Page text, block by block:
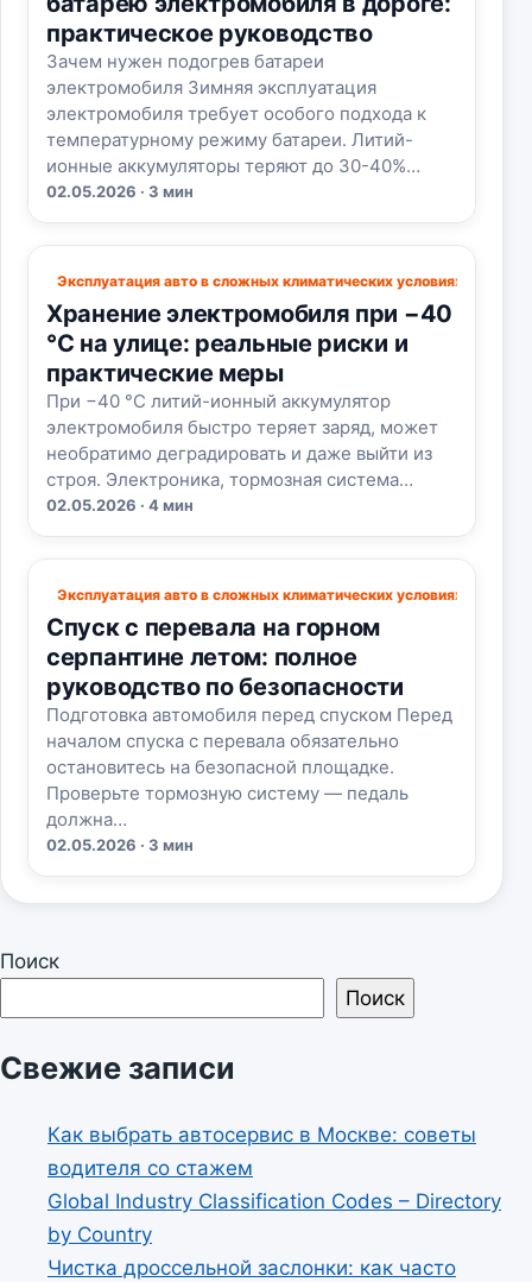
практическое руководство
Зачем нужен подогрев батареи
электромобиля Зимняя эксплуатация
электромобиля требует особого подхода к
температурному режиму батареи. Литий-
ионные аккумуляторы теряют до 30-40%…
02.05.2026 · 3 мин
Эксплуатация авто в сложных климатических условиях
Хранение электромобиля при −40
°C на улице: реальные риски и
практические меры
При −40 °C литий-ионный аккумулятор
электромобиля быстро теряет заряд, может
необратимо деградировать и даже выйти из
строя. Электроника, тормозная система…
02.05.2026 · 4 мин
Эксплуатация авто в сложных климатических условиях
Спуск с перевала на горном
серпантине летом: полное
руководство по безопасности
Подготовка автомобиля перед спуском Перед
началом спуска с перевала обязательно
остановитесь на безопасной площадке.
Проверьте тормозную систему — педаль
должна…
02.05.2026 · 3 мин
Поиск
Поиск
Свежие записи
Как выбрать автосервис в Москве: советы
водителя со стажем
Global Industry Classification Codes – Directory
by Country
Чистка дроссельной заслонки: как часто